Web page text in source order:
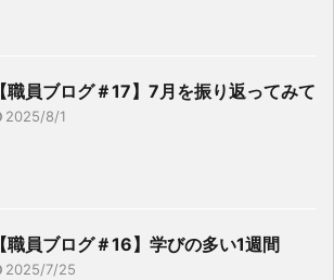
【職員ブログ＃17】7月を振り返ってみて
2025/8/1
【職員ブログ＃16】学びの多い1週間
2025/7/25